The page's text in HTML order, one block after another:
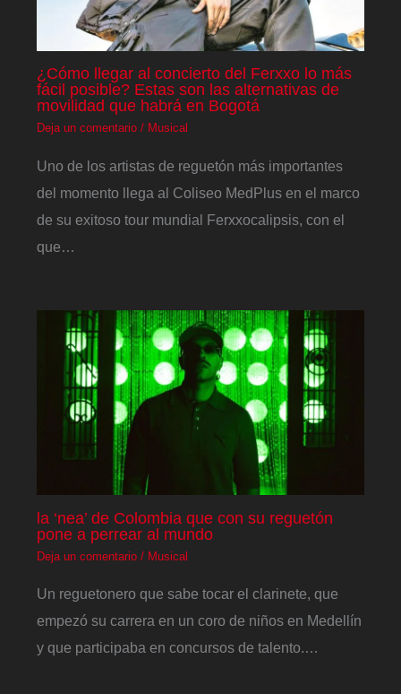
¿Cómo llegar al concierto del Ferxxo lo más
fácil posible? Estas son las alternativas de
movilidad que habrá en Bogotá
Deja un comentario / Musical
Uno de los artistas de reguetón más importantes
del momento llega al Coliseo MedPlus en el marco
de su exitoso tour mundial Ferxxocalipsis, con el
que…
la ‘nea’ de Colombia que con su reguetón
pone a perrear al mundo
Deja un comentario / Musical
Un reguetonero que sabe tocar el clarinete, que
empezó su carrera en un coro de niños en Medellín
y que participaba en concursos de talento.…